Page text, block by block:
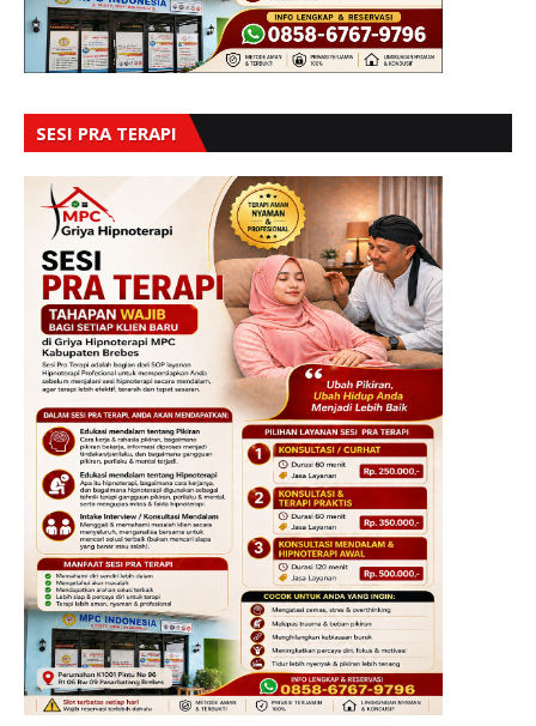
SESI PRA TERAPI